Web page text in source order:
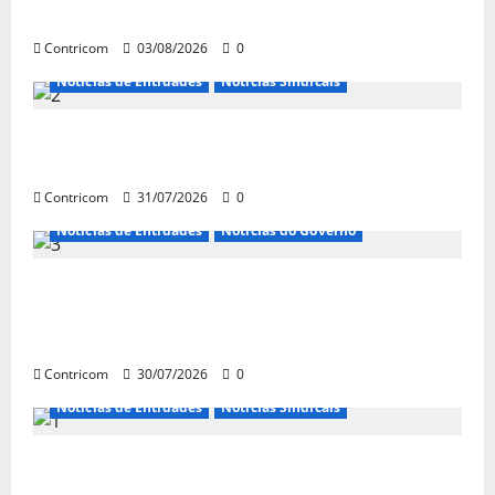
Contricom 03/08/2026
0
Notícias de Entidades
Notícias Sindicais
Contricom 31/07/2026
0
Notícias de Entidades
Notícias do Governo
Contricom 30/07/2026
0
Notícias de Entidades
Notícias Sindicais